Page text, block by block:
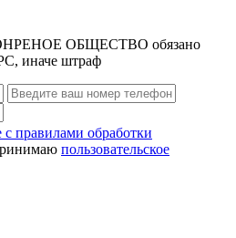
ОБЩЕСТВО обязано
иначе штраф
с правилами обработки
пользовательское